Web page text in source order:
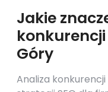
Jakie
konkurencji
Góry
Analiza